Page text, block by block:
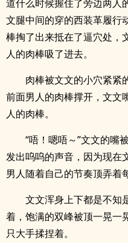
道什么时候握住了旁边两人
文腿中间的穿的西装革履行
棒掏了出来抵在了逼穴处，
人的肉棒吸了进去。
肉棒被文文的小穴紧紧
前面男人的肉棒撑开，文文
人的肉棒。
“唔！嗯唔～”文文的嘴
发出呜呜的声音，因为现在
男人随着自己的节奏顶弄着
文文浑身上下都是不知
着，饱满的双峰被顶一晃一
只大手揉捏着。